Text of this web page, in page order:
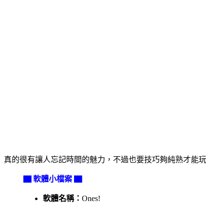
真的很有讓人忘記時間的魅力，不過也要技巧夠純熟才能
▇ 軟體小檔案 ▇
軟體名稱： Ones!